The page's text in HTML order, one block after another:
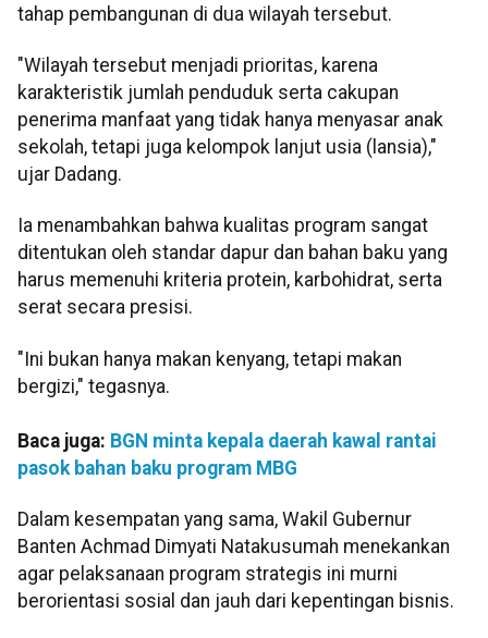
tahap pembangunan di dua wilayah tersebut.
"Wilayah tersebut menjadi prioritas, karena
karakteristik jumlah penduduk serta cakupan
penerima manfaat yang tidak hanya menyasar anak
sekolah, tetapi juga kelompok lanjut usia (lansia),"
ujar Dadang.
Ia menambahkan bahwa kualitas program sangat
ditentukan oleh standar dapur dan bahan baku yang
harus memenuhi kriteria protein, karbohidrat, serta
serat secara presisi.
"Ini bukan hanya makan kenyang, tetapi makan
bergizi," tegasnya.
Baca juga: BGN minta kepala daerah kawal rantai
pasok bahan baku program MBG
Dalam kesempatan yang sama, Wakil Gubernur
Banten Achmad Dimyati Natakusumah menekankan
agar pelaksanaan program strategis ini murni
berorientasi sosial dan jauh dari kepentingan bisnis.